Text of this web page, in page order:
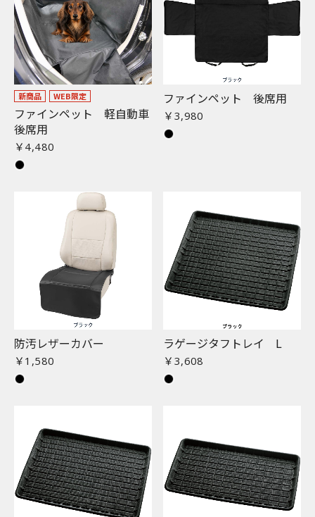
新商品 WEB限定
ファインペット 軽自動車
後席用
￥4,480
ファインペット 後席用
￥3,980
防汚レザーカバー
￥1,580
ラゲージタフトレイ L
￥3,608